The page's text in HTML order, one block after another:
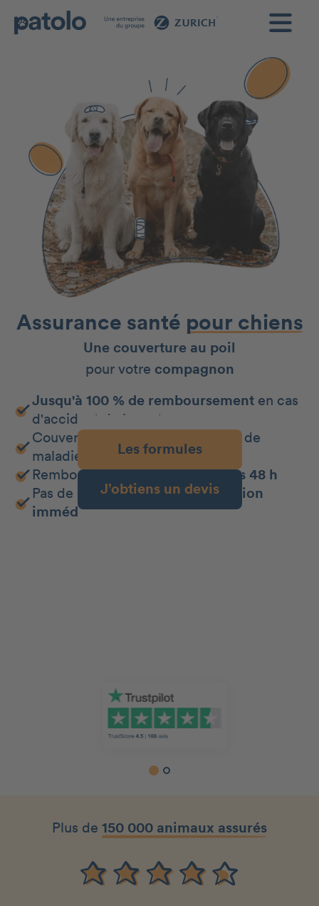
Assurance santé pour chiens
Une couverture au poil
pour votre compagnon
Jusqu'à 100 % de remboursement en cas
d'accident de la route
Couverture
en cas de
maladie
Remboursement de vos frais
sous 48 h
Pas de délai de carence :protection
immédiate !
Les formules
J’obtiens un devis
Plus de 150 000 animaux assurés